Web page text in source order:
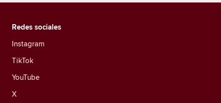
Redes sociales
Instagram
TikTok
YouTube
X